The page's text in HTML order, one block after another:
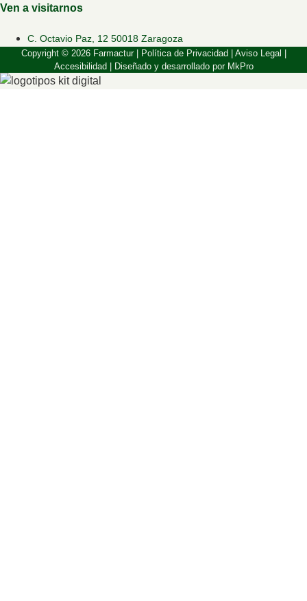
Ven a visitarnos
C. Octavio Paz, 12 50018 Zaragoza
Copyright © 2026 Farmactur | Política de Privacidad Aviso Legal
Accesibilidad | Diseñado y desarrollado por MkPro